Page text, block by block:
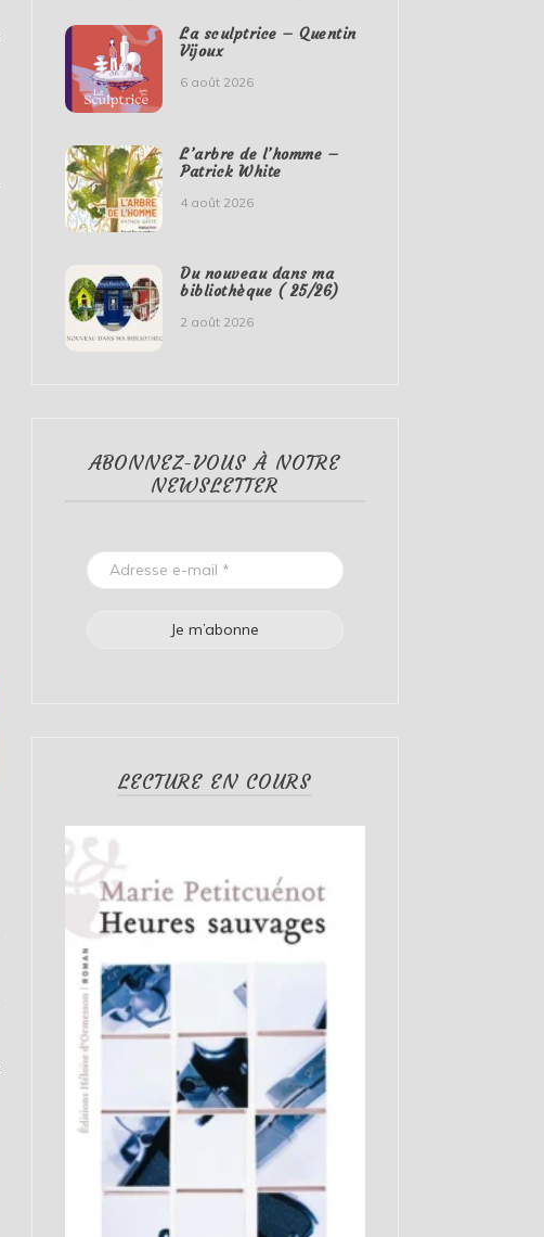
La sculptrice – Quentin
Vijoux
6 août 2026
L’arbre de l’homme –
Patrick White
4 août 2026
Du nouveau dans ma
bibliothèque ( 25/26)
2 août 2026
ABONNEZ-VOUS À NOTRE
NEWSLETTER
LECTURE EN COURS